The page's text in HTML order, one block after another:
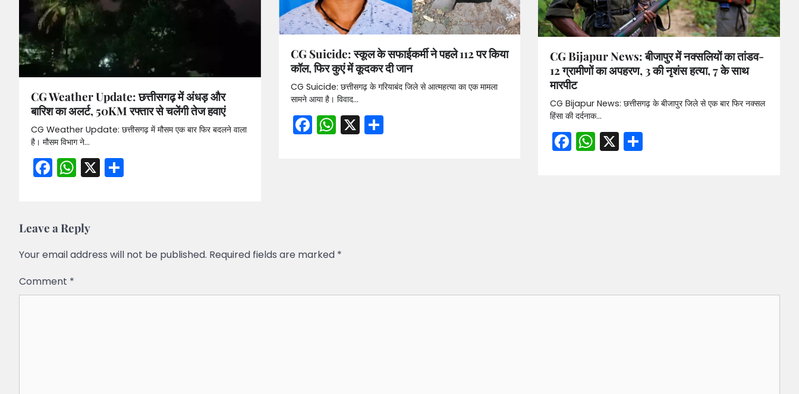
CG Weather Update: छत्तीसगढ़ में अंधड़ और
बारिश का अलर्ट, 50KM रफ्तार से चलेंगी तेज हवाएं
CG Weather Update: छत्तीसगढ़ में मौसम एक बार फिर बदलने वाला
है। मौसम विभाग ने…
Facebook
WhatsApp
X
CG Suicide: स्कूल के सफाईकर्मी ने पहले 112 पर किया
कॉल, फिर कुएं में कूदकर दी जान
CG Suicide: छत्तीसगढ़ के गरियाबंद जिले से आत्महत्या का एक मामला
सामने आया है। विवाद…
Facebook
WhatsApp
X Share
CG Bijapur News: बीजापुर में नक्सलियों का तांडव-
12 ग्रामीणों का अपहरण, 3 की नृशंस हत्या, 7 के साथ
मारपीट
CG Bijapur News: छत्तीसगढ़ के बीजापुर जिले से एक बार फिर नक्सल
हिंसा की दर्दनाक…
Facebook
WhatsApp
X
Leave a Reply
Your email address will not be published. Required fields are marked *
Comment *